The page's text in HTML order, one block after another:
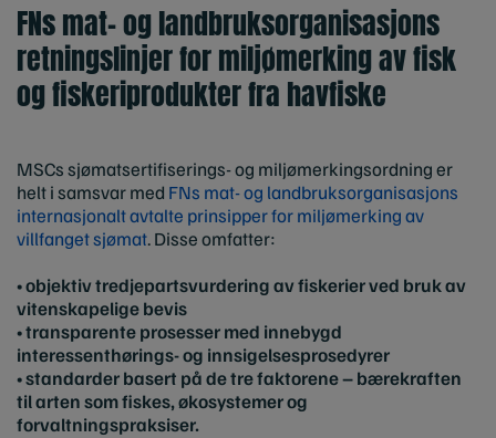
FNs mat- og landbruksorganisasjons
retningslinjer for miljømerking av fisk
og fiskeriprodukter fra havfiske
MSCs sjømatsertifiserings- og miljømerkingsordning er
helt i samsvar med FNs mat- og landbruksorganisasjons
internasjonalt avtalte prinsipper for miljømerking av
villfanget sjømat. Disse omfatter:
•objektiv tredjepartsvurdering av fiskerier ved bruk av
vitenskapelige bevis
•transparente prosesser med innebygd
interessenthørings- og innsigelsesprosedyrer
•standarder basert på de tre faktorene – bærekraften
til arten som fiskes, økosystemer og
forvaltningspraksiser.